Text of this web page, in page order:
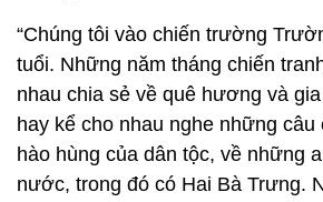
“Chúng tôi vào chiến trường
tuổi. Những năm tháng chiến
nhau chia sẻ về quê hương và
hay kể cho nhau nghe những
hào hùng của dân tộc, về những
nước, trong đó có Hai Bà Trưng.